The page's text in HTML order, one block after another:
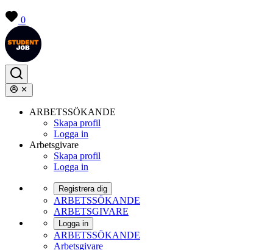
0
ARBETSSÖKANDE
Skapa profil
Logga in
Arbetsgivare
Skapa profil
Logga in
Registrera dig
ARBETSSÖKANDE
ARBETSGIVARE
Logga in
ARBETSSÖKANDE
Arbetsgivare